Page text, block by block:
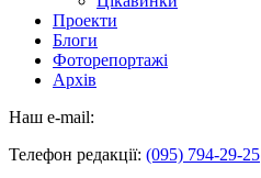
Проекти
Блоги
Фоторепортажі
Архів
Наш e-mail:
Телефон редакції: (095) 794-29-25